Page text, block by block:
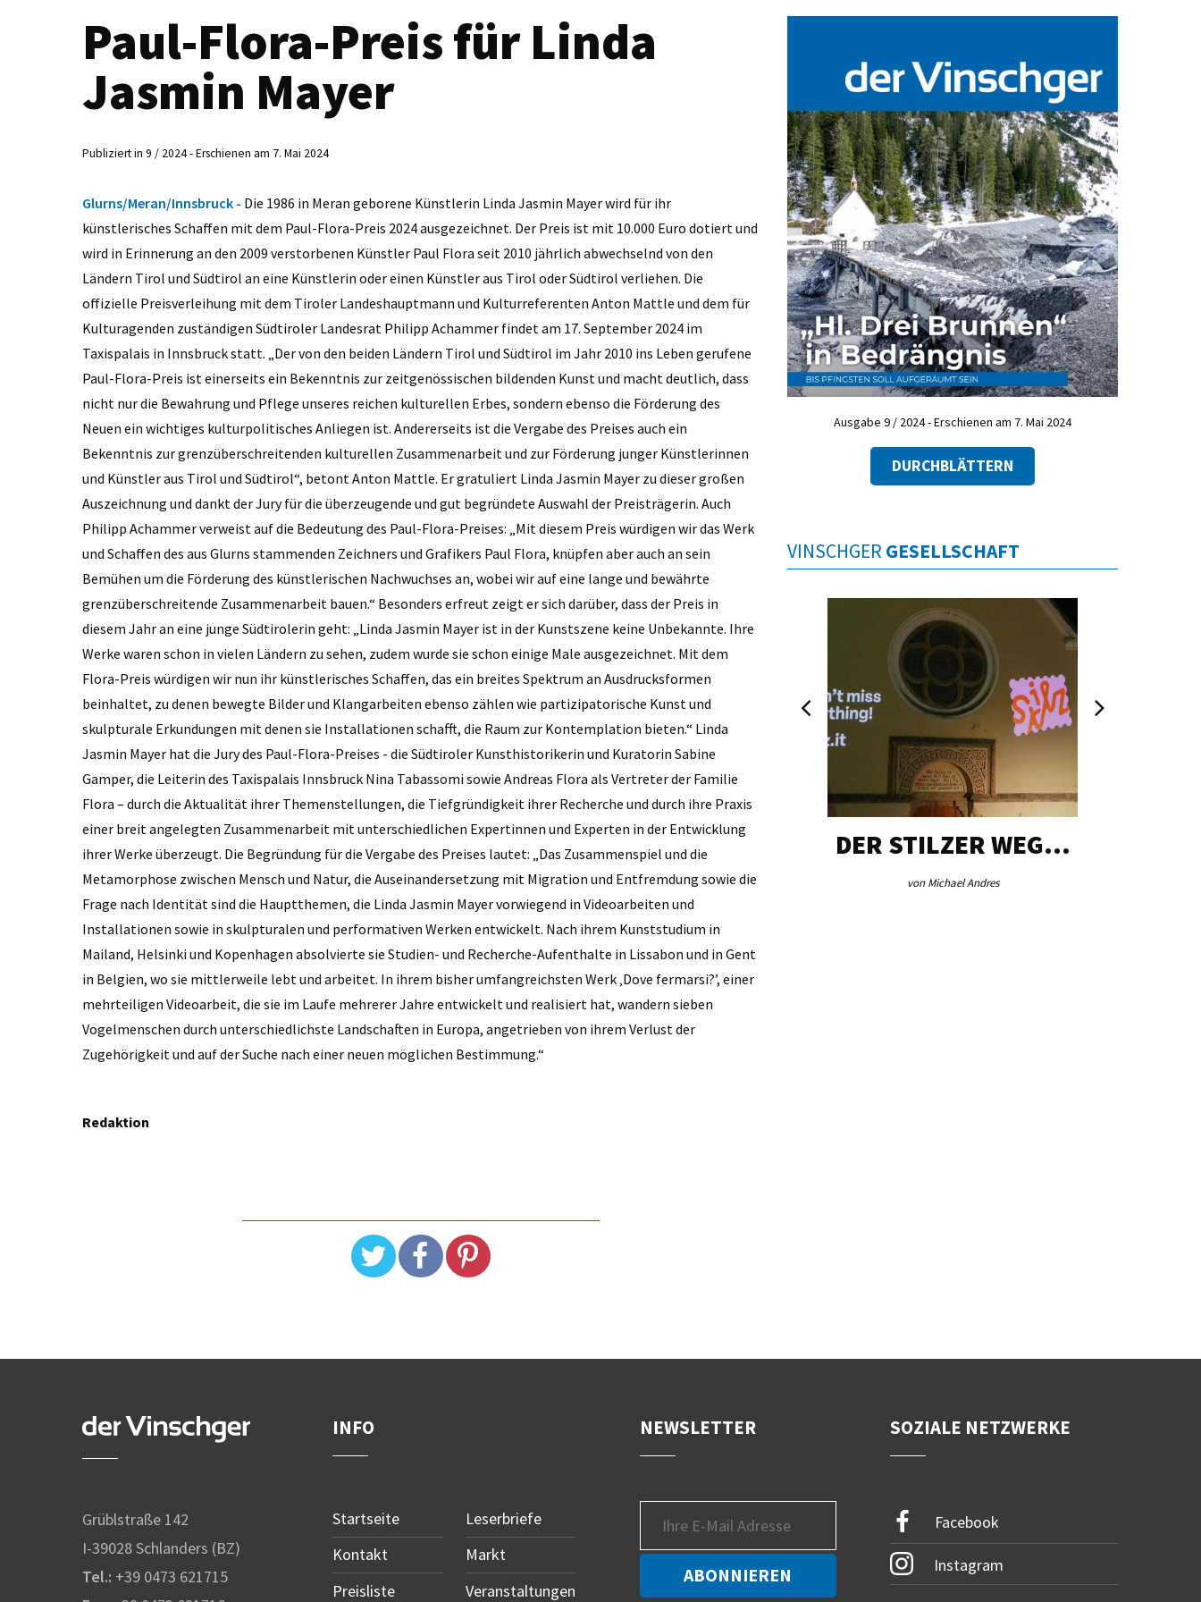
Paul-Flora-Preis für Linda
Jasmin Mayer
Publiziert in 9 / 2024 - Erschienen am 7. Mai 2024
Glurns/Meran/Innsbruck - Die 1986 in Meran geborene Künstlerin Linda Jasmin Mayer wird für ihr
künstlerisches Schaffen mit dem Paul-Flora-Preis 2024 ausgezeichnet. Der Preis ist mit 10.000 Euro dotiert und
wird in Erinnerung an den 2009 verstorbenen Künstler Paul Flora seit 2010 jährlich abwechselnd von den
Ländern Tirol und Südtirol an eine Künstlerin oder einen Künstler aus Tirol oder Südtirol verliehen. Die
offizielle Preisverleihung mit dem Tiroler Landeshauptmann und Kulturreferenten Anton Mattle und dem für
Kulturagenden zuständigen Südtiroler Landesrat Philipp Achammer findet am 17. September 2024 im
Taxispalais in Innsbruck statt. „Der von den beiden Ländern Tirol und Südtirol im Jahr 2010 ins Leben gerufene
Paul-Flora-Preis ist einerseits ein Bekenntnis zur zeitgenössischen bildenden Kunst und macht deutlich, dass
nicht nur die Bewahrung und Pflege unseres reichen kulturellen Erbes, sondern ebenso die Förderung des
Neuen ein wichtiges kulturpolitisches Anliegen ist. Andererseits ist die Vergabe des Preises auch ein
Bekenntnis zur grenzüberschreitenden kulturellen Zusammenarbeit und zur Förderung junger Künstlerinnen
und Künstler aus Tirol und Südtirol“, betont Anton Mattle. Er gratuliert Linda Jasmin Mayer zu dieser großen
Auszeichnung und dankt der Jury für die überzeugende und gut begründete Auswahl der Preisträgerin. Auch
Philipp Achammer verweist auf die Bedeutung des Paul-Flora-Preises: „Mit diesem Preis würdigen wir das Werk
und Schaffen des aus Glurns stammenden Zeichners und Grafikers Paul Flora, knüpfen aber auch an sein
Bemühen um die Förderung des künstlerischen Nachwuchses an, wobei wir auf eine lange und bewährte
grenzüberschreitende Zusammenarbeit bauen.“ Besonders erfreut zeigt er sich darüber, dass der Preis in
diesem Jahr an eine junge Südtirolerin geht: „Linda Jasmin Mayer ist in der Kunstszene keine Unbekannte. Ihre
Werke waren schon in vielen Ländern zu sehen, zudem wurde sie schon einige Male ausgezeichnet. Mit dem
Flora-Preis würdigen wir nun ihr künstlerisches Schaffen, das ein breites Spektrum an Ausdrucksformen
beinhaltet, zu denen bewegte Bilder und Klangarbeiten ebenso zählen wie partizipatorische Kunst und
skulpturale Erkundungen mit denen sie Installationen schafft, die Raum zur Kontemplation bieten.“ Linda
Jasmin Mayer hat die Jury des Paul-Flora-Preises - die Südtiroler Kunsthistorikerin und Kuratorin Sabine
Gamper, die Leiterin des Taxispalais Innsbruck Nina Tabassomi sowie Andreas Flora als Vertreter der Familie
Flora – durch die Aktualität ihrer Themenstellungen, die Tiefgründigkeit ihrer Recherche und durch ihre Praxis
einer breit angelegten Zusammenarbeit mit unterschiedlichen Expertinnen und Experten in der Entwicklung
ihrer Werke überzeugt. Die Begründung für die Vergabe des Preises lautet: „Das Zusammenspiel und die
Metamorphose zwischen Mensch und Natur, die Auseinandersetzung mit Migration und Entfremdung sowie die
Frage nach Identität sind die Hauptthemen, die Linda Jasmin Mayer vorwiegend in Videoarbeiten und
Installationen sowie in skulpturalen und performativen Werken entwickelt. Nach ihrem Kunststudium in
Mailand, Helsinki und Kopenhagen absolvierte sie Studien- und Recherche-Aufenthalte in Lissabon und in Gent
in Belgien, wo sie mittlerweile lebt und arbeitet. In ihrem bisher umfangreichsten Werk ‚Dove fermarsi?’, einer
mehrteiligen Videoarbeit, die sie im Laufe mehrerer Jahre entwickelt und realisiert hat, wandern sieben
Vogelmenschen durch unterschiedlichste Landschaften in Europa, angetrieben von ihrem Verlust der
Zugehörigkeit und auf der Suche nach einer neuen möglichen Bestimmung.“
Redaktion
Ausgabe 9 / 2024 - Erschienen am 7. Mai 2024
DURCHBLÄTTERN
VINSCHGER GESELLSCHAFT
DER STILZER WEG…
von Michael Andres
Grüblstraße 142
I-39028 Schlanders (BZ)
Tel.: +39 0473 621715
INFO
Startseite
Kontakt
Preisliste
Leserbriefe
Markt
Veranstaltungen
NEWSLETTER SOZIALE NETZWERKE
Facebook
Instagram